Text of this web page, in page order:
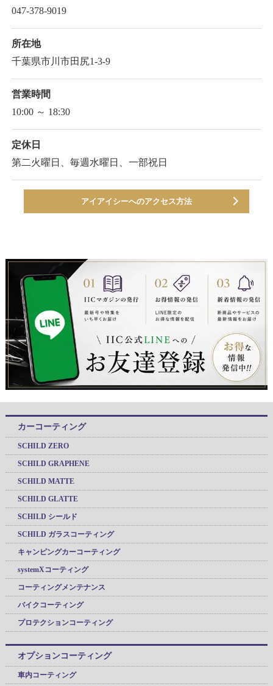
047-378-9019
所在地
千葉県市川市田尻1-3-9
営業時間
10:00 ～ 18:30
定休日
第二火曜日、毎週水曜日、一部祝日
アイアイシーへのアクセス方法
カーコーティング
SCHILD ZERO
SCHILD GRAPHENE
SCHILD MATTE
SCHILD GLATTE
SCHILD シールド
SCHILD ガラスコーティング
キャンピングカーコーティング
systemXコーティング
コーティングメンテナンス
バイクコーティング
プロテクションコーティング
オプションコーティング
車内コーティング